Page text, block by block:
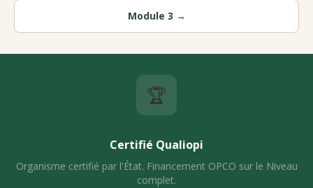
Module 3 →
🏆
Certifié Qualiopi
Organisme certifié par l'État. Financement OPCO sur le Niveau
complet.